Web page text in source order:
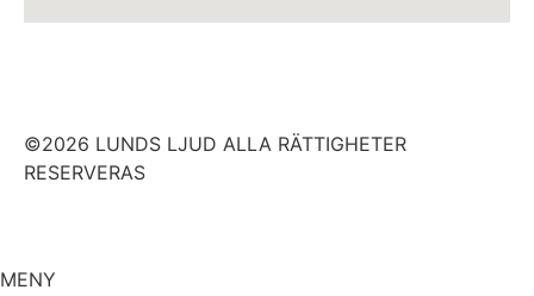
©2026 LUNDS LJUD ALLA RÄTTIGHETER
RESERVERAS
MENY